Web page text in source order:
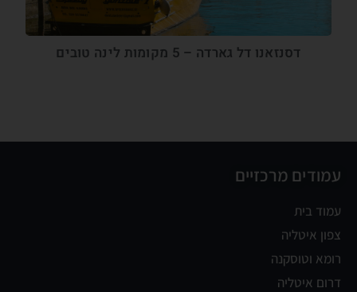
דסנזאנו דל גארדה – 5 מקומות לינה טובים
עמודים מרכזיים
עמוד בית
צפון איטליה
רומא וטוסקנה
דרום איטליה